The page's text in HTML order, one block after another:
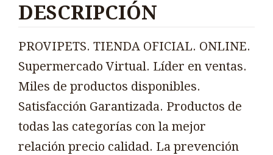
DESCRIPCIÓN
PROVIPETS. TIENDA OFICIAL. ONLINE.
Supermercado Virtual. Líder en ventas.
Miles de productos disponibles.
Satisfacción Garantizada. Productos de
todas las categorías con la mejor
relación precio calidad. La prevención